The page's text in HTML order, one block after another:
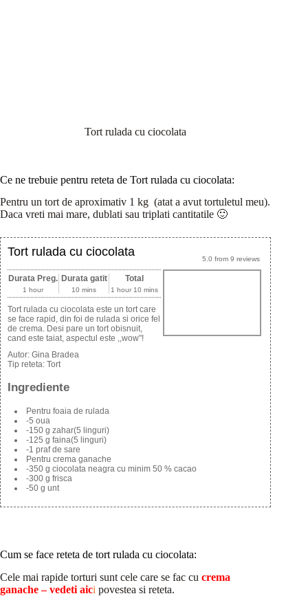
Tort rulada cu ciocolata
Ce ne trebuie pentru reteta de Tort rulada cu ciocolata:
Pentru un tort de aproximativ 1 kg (atat a avut tortuletul meu).
Daca vreti mai mare, dublati sau triplati cantitatile 🙂
5.0 from 9 reviews
Tort rulada cu ciocolata
Durata Preg.
1 hour
Durata gatit
10 mins
Total
1 hour 10 mins
Tort rulada cu ciocolata este un tort care
se face rapid, din foi de rulada si orice fel
de crema. Desi pare un tort obisnuit,
cand este taiat, aspectul este ,,wow"!
Autor: Gina Bradea
Tip reteta: Tort
Ingrediente
Pentru foaia de rulada
-5 oua
-150 g zahar(5 linguri)
-125 g faina(5 linguri)
-1 praf de sare
Pentru crema ganache
-350 g ciocolata neagra cu minim 50 % cacao
-300 g frisca
-50 g unt
Cum se face reteta de tort rulada cu ciocolata:
Cele mai rapide torturi sunt cele care se fac cu crema
ganache – vedeti aici povestea si reteta.